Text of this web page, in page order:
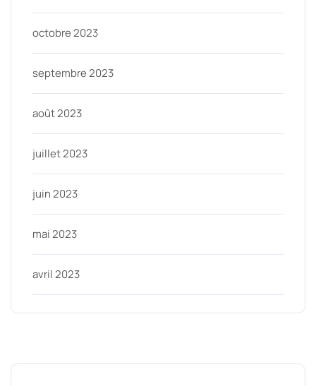
octobre 2023
septembre 2023
août 2023
juillet 2023
juin 2023
mai 2023
avril 2023